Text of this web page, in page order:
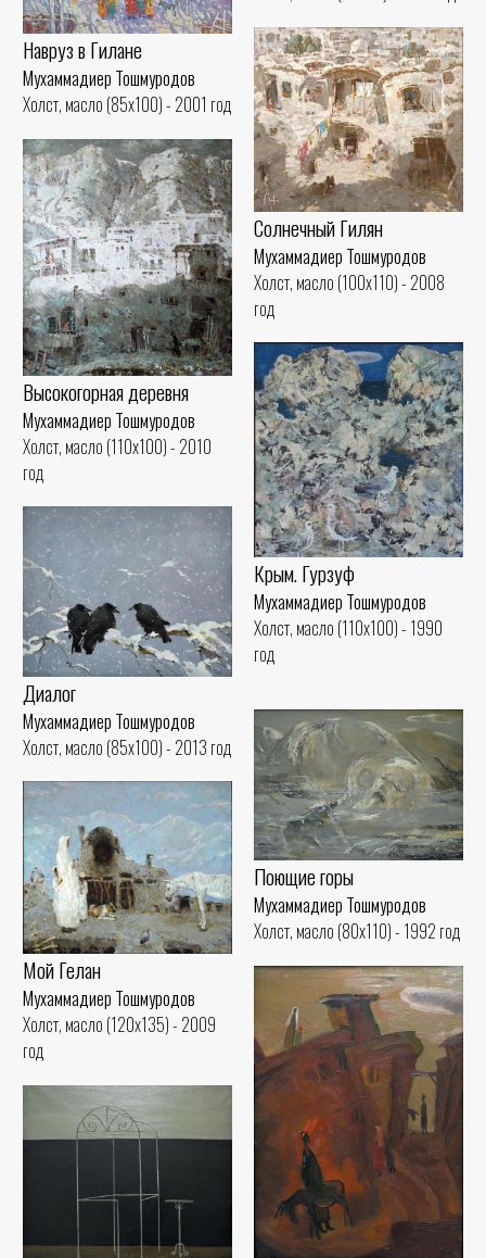
Навруз в Гилане
Мухаммадиер Тошмуродов
Холст, масло (85x100) - 2001 год
Солнечный Гилян
Мухаммадиер Тошмуродов
Холст, масло (100x110) - 2008
год
Высокогорная деревня
Мухаммадиер Тошмуродов
Холст, масло (110x100) - 2010
год
Крым. Гурзуф
Мухаммадиер Тошмуродов
Холст, масло (110x100) - 1990
год
Диалог
Мухаммадиер Тошмуродов
Холст, масло (85x100) - 2013 год
Поющие горы
Мухаммадиер Тошмуродов
Холст, масло (80x110) - 1992 год
Мой Гелан
Мухаммадиер Тошмуродов
Холст, масло (120x135) - 2009
год